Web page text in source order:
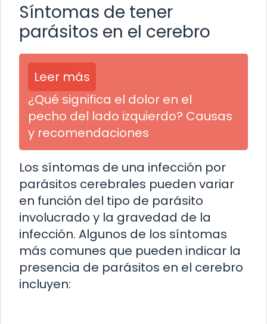
Síntomas de tener
parásitos en el cerebro
Leer más
¿Qué significa el dolor en el
pecho del lado izquierdo? Causas
y recomendaciones
Los síntomas de una infección por
parásitos cerebrales pueden variar
en función del tipo de parásito
involucrado y la gravedad de la
infección. Algunos de los síntomas
más comunes que pueden indicar la
presencia de parásitos en el cerebro
incluyen: